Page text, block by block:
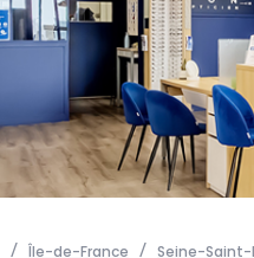
Île-de-France Seine-Saint-